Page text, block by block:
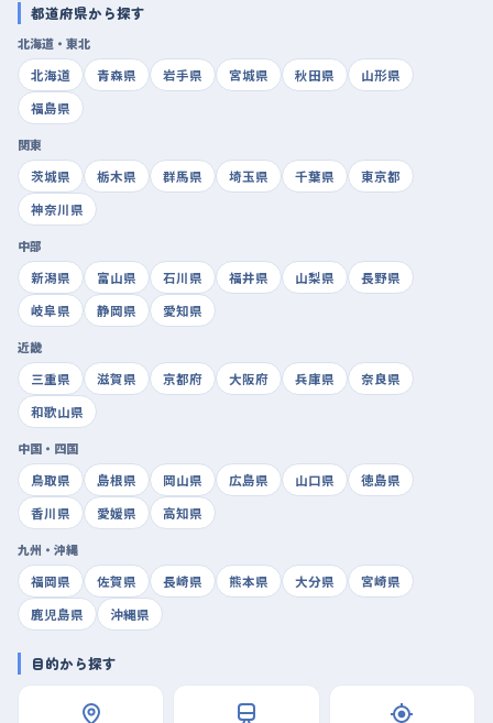
都道府県から探す
北海道・東北
北海道
青森県 岩手県 宮城県 秋田県
山形県
福島県
関東
茨城県
栃木県 群馬県 埼玉県 千葉県
東京都
神奈川県
中部
新潟県
富山県 石川県 福井県 山梨県
長野県
岐阜県
静岡県 愛知県
近畿
三重県
滋賀県 京都府 大阪府 兵庫県
奈良県
和歌山県
中国・四国
鳥取県
島根県 岡山県 広島県 山口県
徳島県
香川県
愛媛県 高知県
九州・沖縄
福岡県
佐賀県 長崎県 熊本県 大分県
宮崎県
鹿児島県
沖縄県
目的から探す